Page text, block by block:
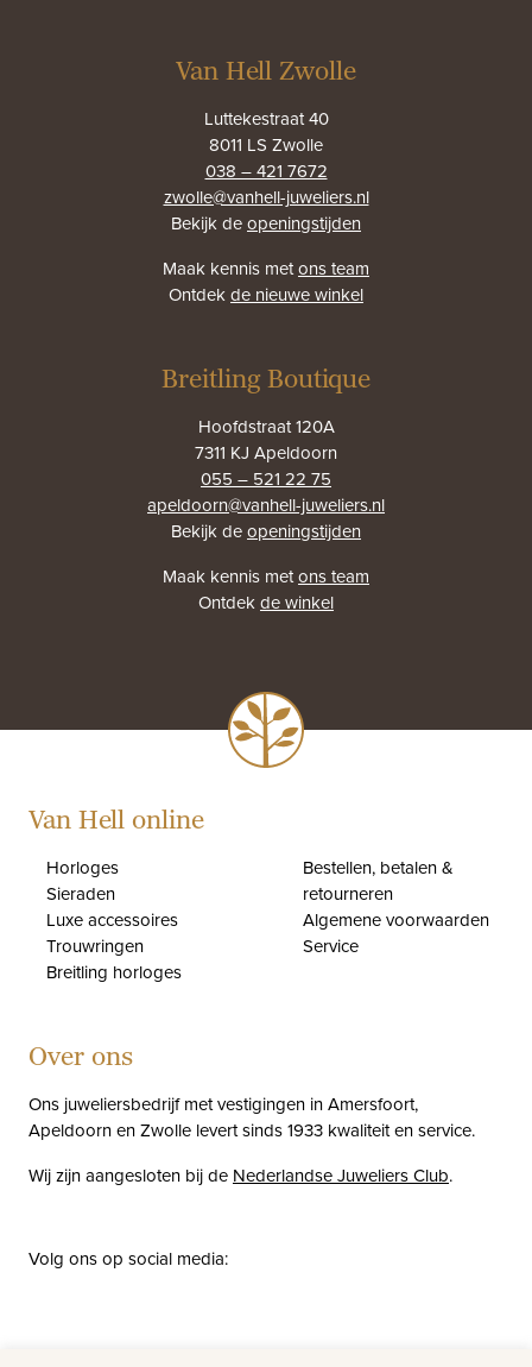
Van Hell Zwolle
Luttekestraat 40
8011 LS Zwolle
038 – 421 7672
zwolle@vanhell-juweliers.nl
Bekijk deopeningstijden
Maak kennis metons team
Ontdekde nieuwe winkel
Breitling Boutique
Hoofdstraat 120A
7311 KJ Apeldoorn
055 – 521 22 75
apeldoorn@vanhell-juweliers.nl
Bekijk deopeningstijden
Maak kennis metons team
Ontdekde winkel
Van Hell online
Horloges
Sieraden
Luxe accessoires
Trouwringen
Breitling horloges
Bestellen, betalen &
retourneren
Algemene voorwaarden
Service
Over ons
Ons juweliersbedrijf met vestigingen in Amersfoort,
Apeldoorn en Zwolle levert sinds 1933 kwaliteit en service.
Wij zijn aangesloten bij de Nederlandse Juweliers Club.
Volg ons op social media: